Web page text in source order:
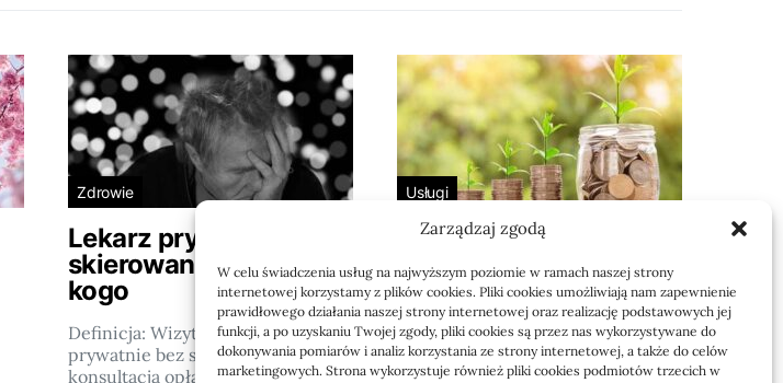
Zarządzaj zgodą
W celu świadczenia usług na najwyższym poziomie w ramach naszej strony
internetowej korzystamy z plików cookies. Pliki cookies umożliwiają nam zapewnienie
prawidłowego działania naszej strony internetowej oraz realizację podstawowych jej
funkcji, a po uzyskaniu Twojej zgody, pliki cookies są przez nas wykorzystywane do
dokonywania pomiarów i analiz korzystania ze strony internetowej, a także do celów
marketingowych. Strona wykorzystuje również pliki cookies podmiotów trzecich w
Zdrowie
Lekarz prywatnie bez
skierowania: kiedy i dla
kogo
Definicja: Wizyta u lekarza
prywatnie bez skierowania to
konsultacja opłacana…
Usługi
Jak sprawdzić
przejęcie zaległości
przez biuro
Definicja: Weryfikacja, czy nowe
biuro rachunkowe przejmie
zaległości w dokumentach,…